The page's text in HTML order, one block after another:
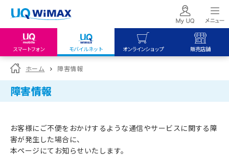
スマートフォン モバイルネット オンラインショップ 販売店舗
my UQ WiMAX
UQ WiMAX ご契約の方
My UQ mobile
UQ mobile
データチャージサイト
UQ mobile
オンラインショップ
UQ WiMAX
UQ mobile
販売店舗
UQ WiMAX
ホーム 障害情報
障害情報
お客様にご不便をおかけするような通信やサービスに関する障
害が発生した場合に、
本ページにてお知らせいたします。